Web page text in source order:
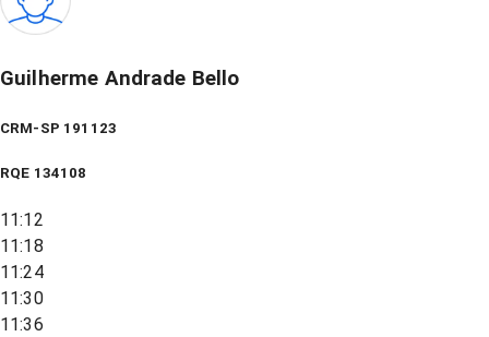
Guilherme Andrade Bello
CRM-SP 191123
RQE 134108
11:12
11:18
11:24
11:30
11:36